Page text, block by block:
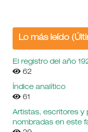
Lo más leído
El registro del año
62
Índice analítico
61
Artistas, escritores y
nombradas en este